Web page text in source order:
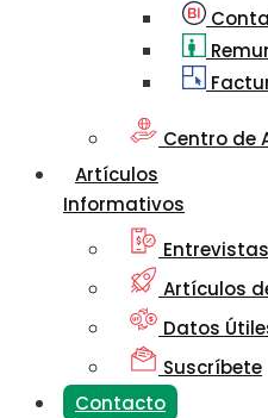
Centro de
Artículos
Informativos
Entrevistas
Artículos
Datos
Suscríbete
Contacto